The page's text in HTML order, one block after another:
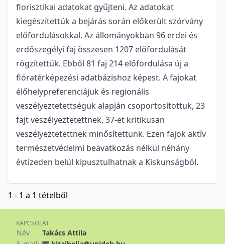
florisztikai adatokat gyűjteni. Az adatokat
kiegészítettük a bejárás során előkerült szórvány
előfordulásokkal. Az állományokban 96 erdei és
erdőszegélyi faj összesen 1207 előfordulását
rögzítettük. Ebből 81 faj 214 előfordulása új a
flóratérképezési adatbázis­hoz képest. A fajokat
élőhelypreferenciájuk és regionális
veszélyeztetettségük alapján csoportosítottuk, 23
fajt veszélyeztetettnek, 37-et kritikusan
veszélyeztetettnek minősítettünk. Ezen fajok aktív
természet­védelmi beavatkozás nélkül néhány
évtizeden belül kipusztulhatnak a Kiskunságból.
1 - 1 a 1 tételből
KAPCSOLAT
Név
Takács Attila